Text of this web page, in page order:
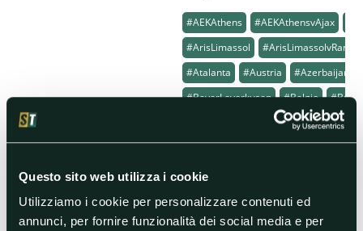
Questo sito web utilizza i cookie
Utilizziamo i cookie per personalizzare contenuti ed
annunci, per fornire funzionalità dei social media e per
#AEKAthens #AEKAthensvAjax
#ArisLimassol
#Atalanta
#Austria
#Azerbaijan
#BayerLeverkusen
#Belgio
#CzechRepublic
#Europe
#Francia
#Freiburg
#FreiburgvWestHamUnited
#Grecia
#Häcken
#Inghilterra
#Israele
#LASK